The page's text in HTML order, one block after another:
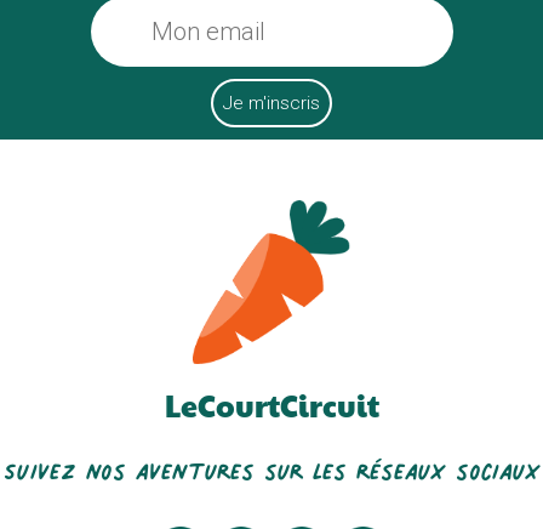
LeCourtCircuit
Suivez nos aventures sur les réseaux sociaux